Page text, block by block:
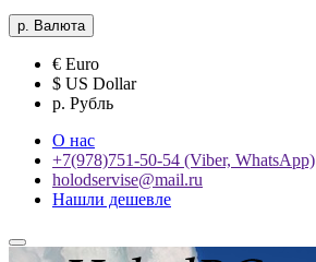
р. Валюта
€ Euro
$ US Dollar
р. Рубль
О нас
+7(978)751-50-54 (Viber, WhatsApp)
holodservise@mail.ru
Нашли дешевле